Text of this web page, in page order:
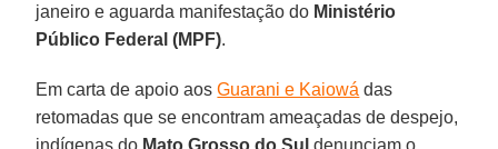
janeiro e aguarda manifestação do Ministério
Público Federal (MPF).
Em carta de apoio aosGuarani e Kaiowá das
retomadas que se encontram ameaçadas de despejo,
indígenas do Mato Grosso do Sul denunciam o